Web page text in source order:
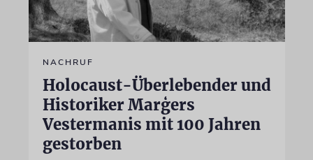
NACHRUF
Holocaust-Überlebender und
Historiker Marģers
Vestermanis mit 100 Jahren
gestorben